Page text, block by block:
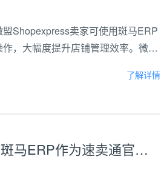
Shopexpress卖家可使用斑马ERP
，大幅度提升店铺管理效率。微盟
了解详情
速卖通深圳重点招商巡回峰会终场来了！斑马ERP作为速卖通官方合作ERP及活动协办单位与您不见不散！